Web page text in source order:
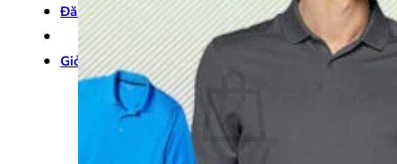
Đăng nhập
Giỏ hàng / 0₫ 0